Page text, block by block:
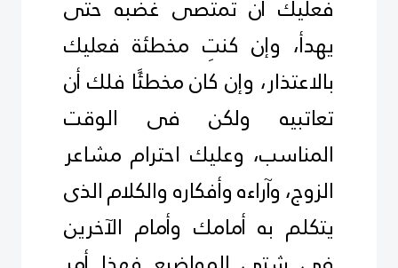
فعليك أن تمتصى غضبه حتى
يهدأ، وإن كنتِ مخطئة فعليك
بالاعتذار، وإن كان مخطئًا فلك أن
تعاتبيه ولكن فى الوقت
المناسب، وعليك احترام مشاعر
الزوج، وآراءه وأفكاره والكلام الذى
يتكلم به أمامك وأمام الآخرين